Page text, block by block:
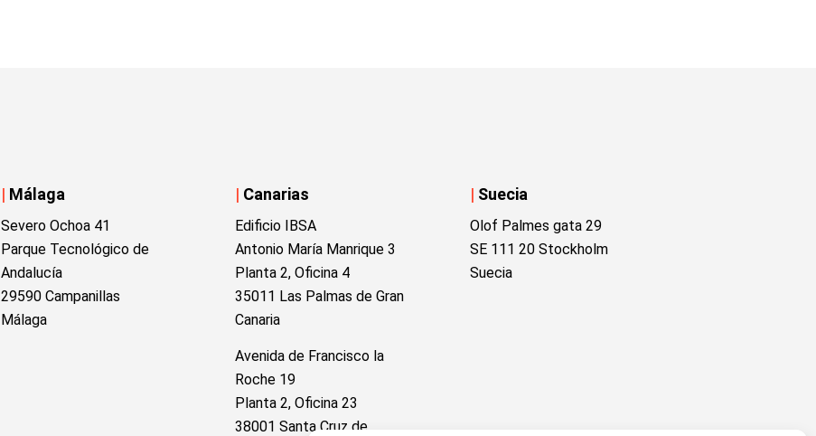
| Málaga
Severo Ochoa 41
Parque Tecnológico de
Andalucía
29590 Campanillas
Málaga
| Canarias
Edificio IBSA
Antonio María Manrique 3
Planta 2, Oficina 4
35011 Las Palmas de Gran
Canaria
Avenida de Francisco la
Roche 19
Planta 2, Oficina 23
38001 Santa Cruz de
| Suecia
Olof Palmes gata 29
SE 111 20 Stockholm
Suecia